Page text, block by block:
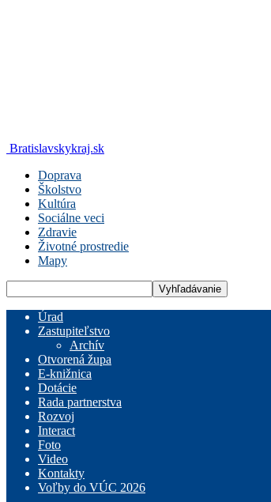
Bratislavskykraj.sk
Doprava
Školstvo
Kultúra
Sociálne veci
Zdravie
Životné prostredie
Mapy
Úrad
Zastupiteľstvo
Archív
Otvorená župa
E-knižnica
Dotácie
Rada partnerstva
Rozvoj
Interact
Foto
Video
Kontakty
Voľby do VÚC 2026